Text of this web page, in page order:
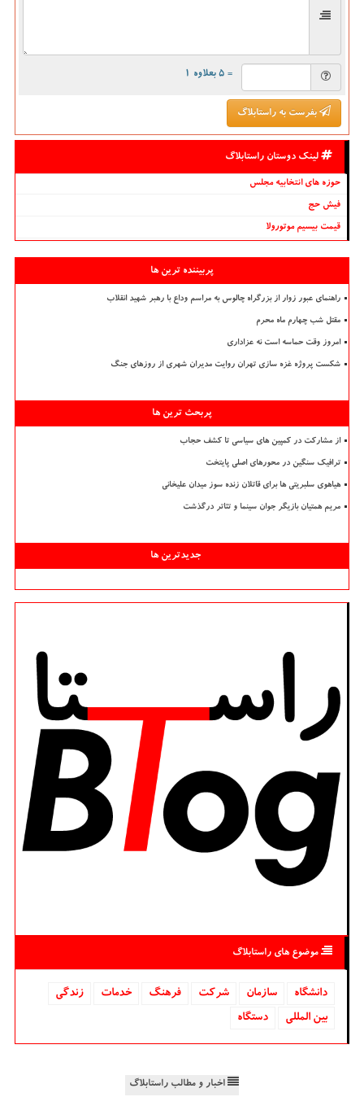
= ۵ بعلاوه ۱
بفرست به راستابلاگ
لینک دوستان راستابلاگ
حوزه های انتخابیه مجلس
فیش حج
قیمت بیسیم موتورولا
پربیننده ترین ها
راهنمای عبور زوار از بزرگراه چالوس به مراسم وداع با رهبر شهید انقلاب
مقتل شب چهارم ماه محرم
امروز وقت حماسه است نه عزاداری
شکست پروژه غزه سازی تهران روایت مدیران شهری از روزهای جنگ
پربحث ترین ها
از مشارکت در کمپین های سیاسی تا کشف حجاب
ترافیک سنگین در محورهای اصلی پایتخت
هیاهوی سلبریتی ها برای قاتلان زنده سوز میدان علیخانی
مریم همتیان بازیگر جوان سینما و تئاتر درگذشت
جدیدترین ها
موضوع های راستابلاگ
دانشگاه‌ سازمان شركت فرهنگ خدمات
زندگی
بین المللی
دستگاه
اخبار و مطالب راستابلاگ